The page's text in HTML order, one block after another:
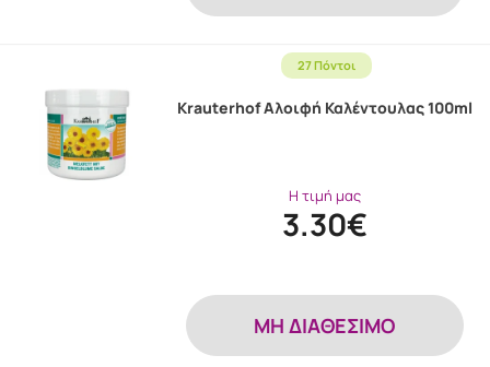
27 Πόντοι
Krauterhof Αλοιφή Καλέντουλας 100ml
Η τιμή μας
3.30€
MH ΔΙΑΘΕΣΙΜΟ